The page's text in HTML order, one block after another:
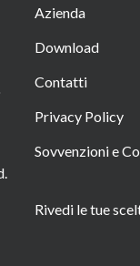
Azienda
Download
Contatti
Privacy Policy
Sovvenzioni e
Rivedi le tue